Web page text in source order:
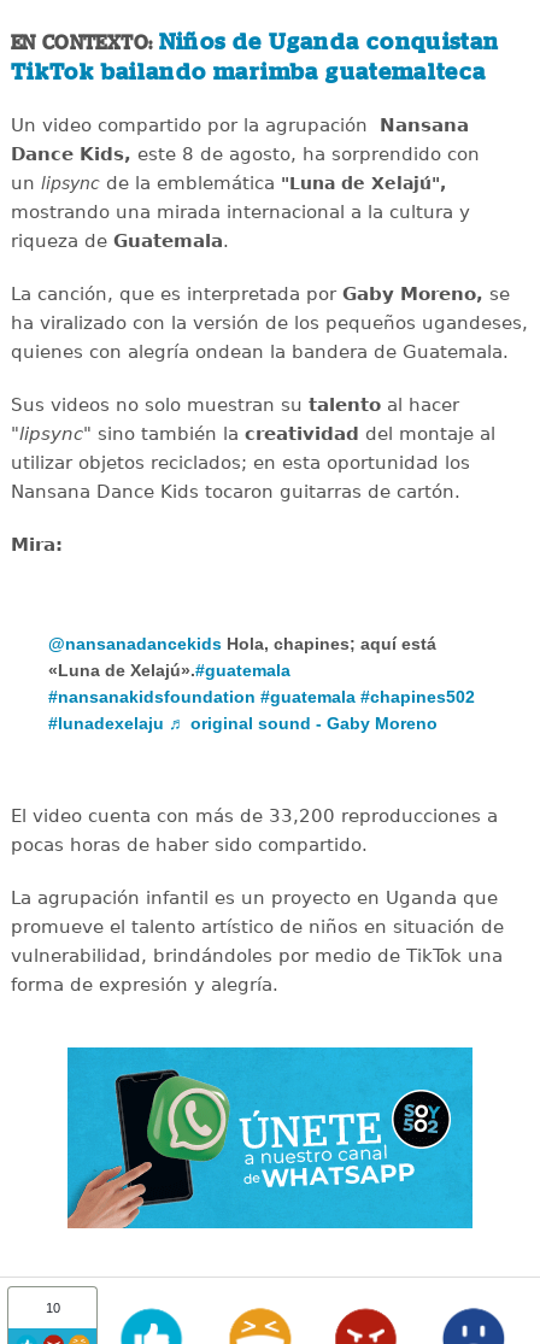
EN CONTEXTO: Niños de Uganda conquistan
TikTok bailando marimba guatemalteca
Un video compartido por la agrupación Nansana
Dance Kids, este 8 de agosto, ha sorprendido con
un lipsyncde la emblemática "Luna de Xelajú",
mostrando una mirada internacional a la cultura y
riqueza de Guatemala.
La canción, que es interpretada por Gaby Moreno, se
ha viralizado con la versión de los pequeños ugandeses,
quienes con alegría ondean la bandera de Guatemala.
Sus videos no solo muestran su talentoal hacer
"lipsync" sino también la creatividad del montaje al
utilizar objetos reciclados; en esta oportunidad los
Nansana Dance Kids tocaron guitarras de cartón.
Mira:
@nansanadancekids Hola, chapines; aquí está
«Luna de Xelajú».#guatemala
#nansanakidsfoundation #guatemala #chapines502
#lunadexelaju ♬ original sound - Gaby Moreno
El video cuenta con más de 33,200 reproducciones a
pocas horas de haber sido compartido.
La agrupación infantil es un proyecto en Uganda que
promueve el talento artístico de niños en situación de
vulnerabilidad, brindándoles por medio de TikTok una
forma de expresión y alegría.
10